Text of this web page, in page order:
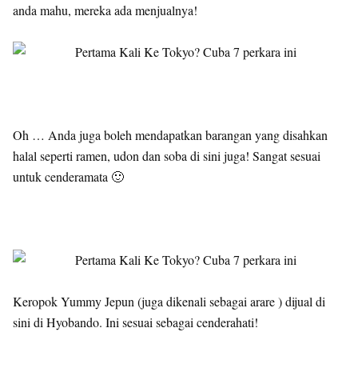
anda mahu, mereka ada menjualnya!
Oh … Anda juga boleh mendapatkan barangan yang disahkan
halal seperti ramen, udon dan soba di sini juga! Sangat sesuai
untuk cenderamata 🙂
Keropok Yummy Jepun (juga dikenali sebagai arare ) dijual di
sini di Hyobando. Ini sesuai sebagai cenderahati!